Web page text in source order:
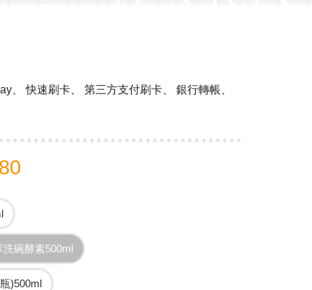
、 快速刷卡、 第三方支付刷卡、 銀行轉帳、
碗酵素500ml
)500ml